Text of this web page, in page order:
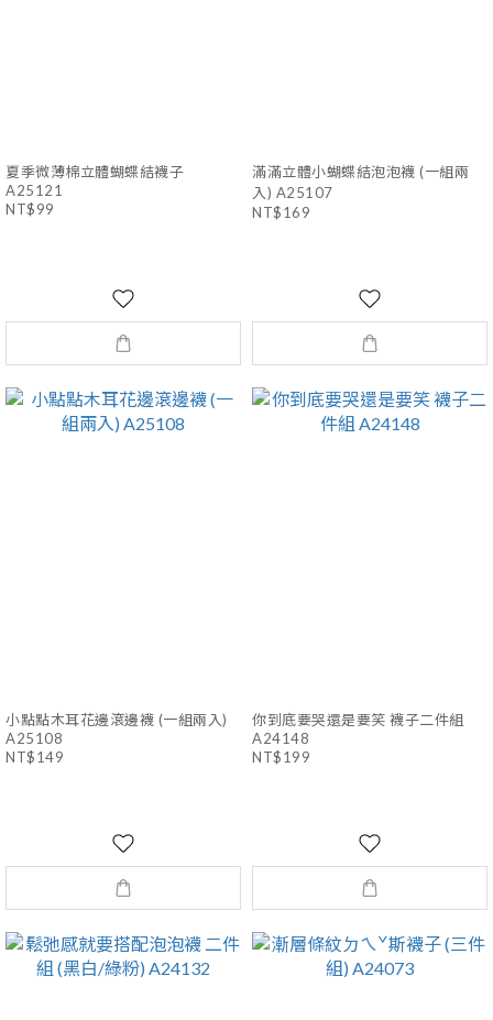
夏季微薄棉立體蝴蝶結襪子
A25121
NT$99
滿滿立體小蝴蝶結泡泡襪 (一組兩
入) A25107
NT$169
小點點木耳花邊滾邊襪 (一組兩入)
A25108
NT$149
你到底要哭還是要笑 襪子二件組
A24148
NT$199